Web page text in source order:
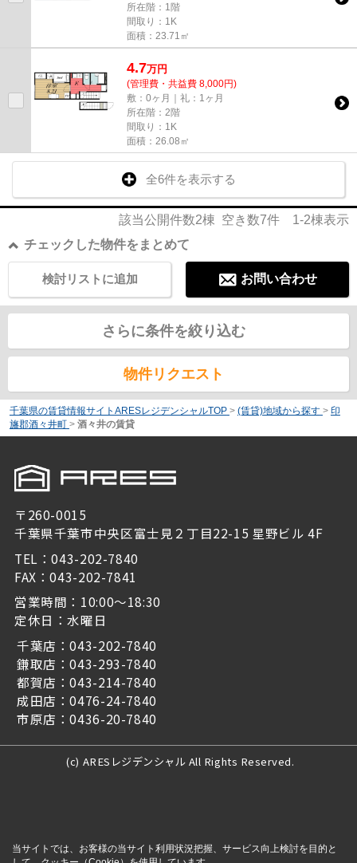
所在階：1階
間取り：1K
面積：23.71㎡
4.7万円
(管理費・共益費 8,000円)
敷：0ヶ月｜礼：1ヶ月
所在階：2階
間取り：1K
面積：26.08㎡
全6件を表示する
該当公開件数2棟 空き数7件 1-2棟表示
チェックした物件をまとめて
お問い合わせ
検討リストに追加
さらに条件を絞り込む
物件リクエスト
千葉県の賃貸情報サイトARESレジデンシャルTOP > (賃貸)地域から探す > 印
旛郡酒々井町 > 酒々井の賃貸
〒260-0015
千葉県千葉市中央区富士見２丁目22-15 星野ビル 4F
TEL：043-202-7840
FAX：043-202-7841
営業時間：10:00～18:30
定休日：水曜日
千葉店：043-202-7840
鎌取店：043-293-7840
都賀店：043-214-7840
成田店：0476-24-7840
市原店：0436-20-7840
(c) ARESレジデンシャル All Rights Reserved.
当サイトでは、お客様の当サイト利用状況把握、サービス向上検討を目的と